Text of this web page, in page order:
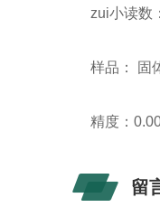
zui小读数
样品： 固
精度：
留